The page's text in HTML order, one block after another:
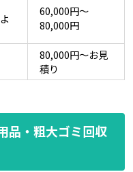
60,000円～
80,000円
80,000円～お見
積り
品・粗大ゴミ回収